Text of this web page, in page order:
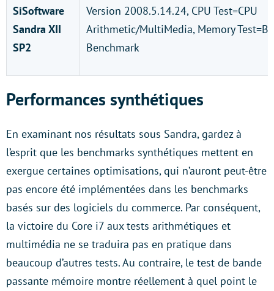
SiSoftware
Sandra XII
SP2
Version 2008.5.14.24, CPU Test=CPU
Arithmetic/MultiMedia, Memory
Benchmark
Performances synthétiques
En examinant nos résultats sous Sandra, gardez à
l’esprit que les benchmarks synthétiques mettent en
exergue certaines optimisations, qui n’auront peut-être
pas encore été implémentées dans les benchmarks
basés sur des logiciels du commerce. Par conséquent,
la victoire du Core i7 aux tests arithmétiques et
multimédia ne se traduira pas en pratique dans
beaucoup d’autres tests. Au contraire, le test de bande
passante mémoire montre réellement à quel point le